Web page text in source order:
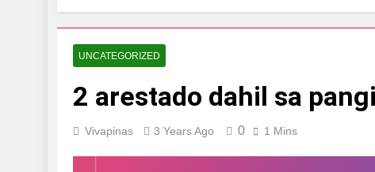
UNCATEGORIZED
2 arestado dahil sa
Vivapinas 3 Years Ago 0 1 Mins